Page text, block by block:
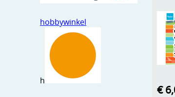
hobbywinkel
h
€